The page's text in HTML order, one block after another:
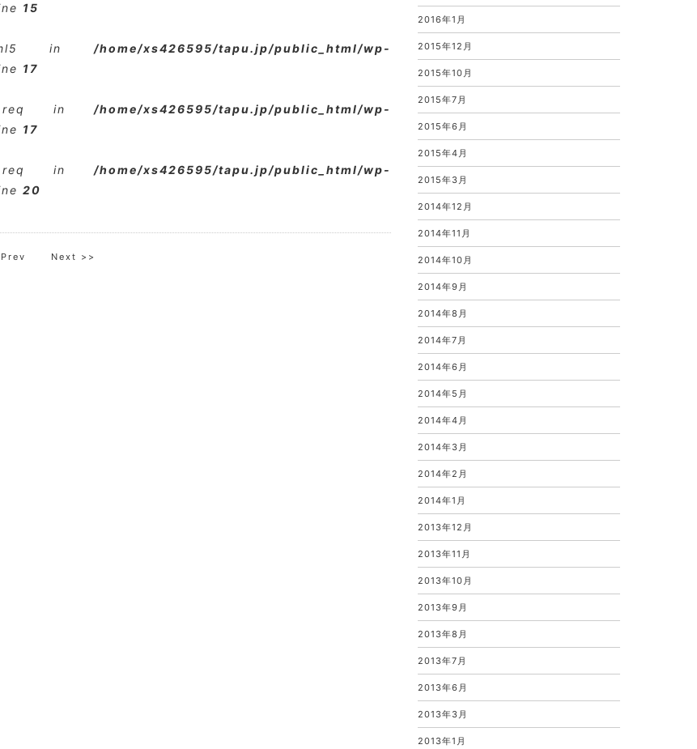
15
in /home/xs426595/tapu.jp/public_html/wp-
17
in /home/xs426595/tapu.jp/public_html/wp-
17
in /home/xs426595/tapu.jp/public_html/wp-
20
Next >>
2016年1月
2015年12月
2015年10月
2015年7月
2015年6月
2015年4月
2015年3月
2014年12月
2014年11月
2014年10月
2014年9月
2014年8月
2014年7月
2014年6月
2014年5月
2014年4月
2014年3月
2014年2月
2014年1月
2013年12月
2013年11月
2013年10月
2013年9月
2013年8月
2013年7月
2013年6月
2013年3月
2013年1月